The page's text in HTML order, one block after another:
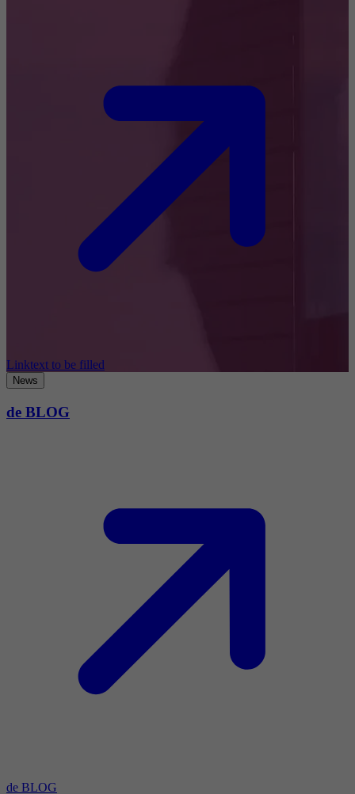
Linktext to be filled
News
de BLOG
de BLOG